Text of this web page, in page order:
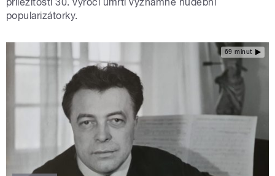
popularizátorky.
69 minut